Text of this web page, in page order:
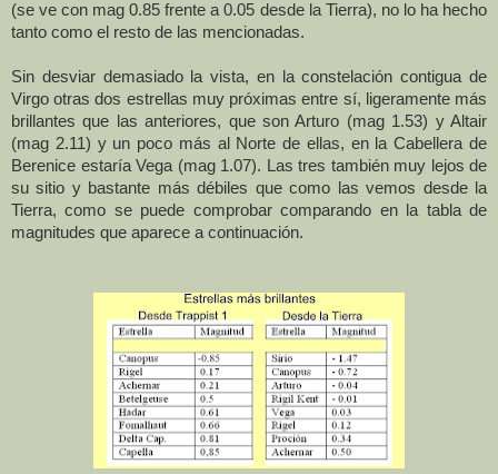
(se ve con mag 0.85 frente a 0.05 desde la Tierra), no lo ha hecho
tanto como el resto de las mencionadas.
Sin desviar demasiado la vista, en la constelación contigua de
Virgo otras dos estrellas muy próximas entre sí, ligeramente más
brillantes que las anteriores, que son Arturo (mag 1.53) y Altair
(mag 2.11) y un poco más al Norte de ellas, en la Cabellerade
Berenice estaría Vega (mag 1.07). Las tres también muy lejos de
su sitio y bastante más débiles que como las vemos desde la
Tierra, como se puede comprobar comparando en la tabla de
magnitudes que aparece a continuación.